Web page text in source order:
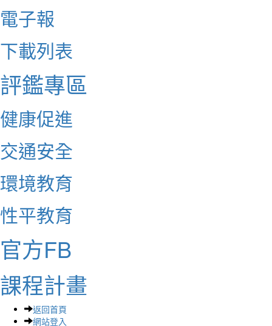
電子報
下載列表
評鑑專區
健康促進
交通安全
環境教育
性平教育
官方FB
課程計畫
返回首頁
網站登入